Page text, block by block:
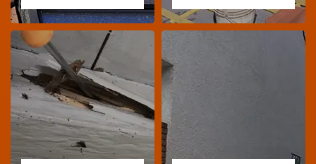
Devis nettoyage de
toiture 43
Devis nettoyage de
toiture 43 Haute-Loire
toiture 43
Devis réparation de
toiture 43 Haute-Loire